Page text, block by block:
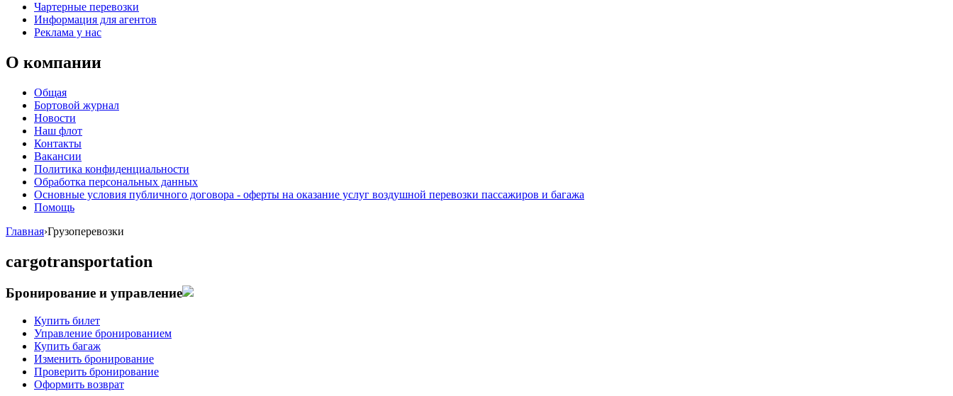
Чартерные перевозки
Информация для агентов
Реклама у нас
О компании
Общая
Бортовой журнал
Новости
Наш флот
Контакты
Вакансии
Политика конфиденциальности
Обработка персональных данных
Основные условия публичного договора - оферты на оказание услуг воздушной перевозки пассажиров и багажа
Помощь
Главная›Грузоперевозки
cargotransportation
Бронирование и управление
Купить билет
Управление бронированием
Купить багаж
Изменить бронирование
Проверить бронирование
Оформить возврат